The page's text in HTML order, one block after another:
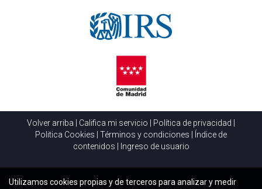
Volver arriba Califica mi servicio Política de privacidad
Politica Cookies
Términos y condiciones
Índice de
contenidos
Ingreso de usuario
Utilizamos cookies propias y de terceros para analizar y medir